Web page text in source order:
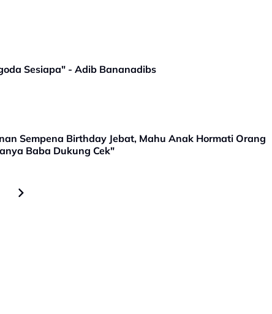
Sesiapa" - Adib Bananadibs
Sempena Birthday Jebat, Mahu Anak Hormati Orang
Baba Dukung Cek"